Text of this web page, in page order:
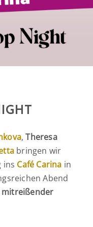
,Theresa
bringen wir
ins Café Carina in
Abend
mitreißender